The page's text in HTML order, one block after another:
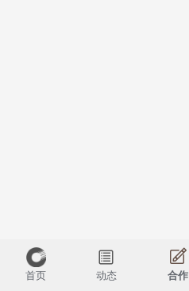
首页 动态 合作